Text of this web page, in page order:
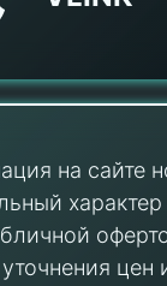
на сайте
цен